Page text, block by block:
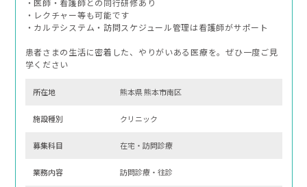
・レクチャー等も可能です
・カルテシステム・訪問スケジュール管理は看護師がサポート
患者さまの生活に密着した、やりがいある医療を。ぜひ一度ご見
学ください
所在地 熊本県 熊本市南区
施設種別 クリニック
募集科⽬ 在宅・訪問診療
業務内容 訪問診療・往診